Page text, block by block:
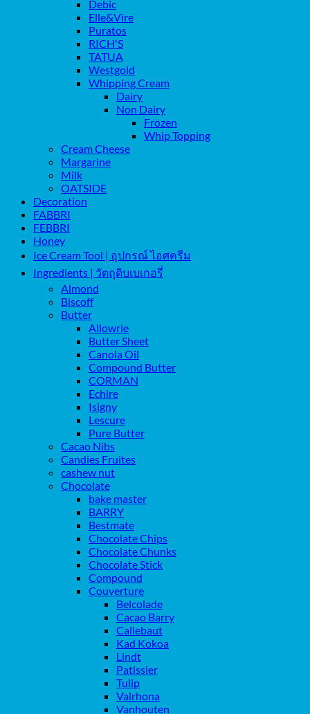
Debic
Elle&Vire
Puratos
RICH'S
TATUA
Westgold
Whipping Cream
Dairy
Non Dairy
Frozen
Whip Topping
Cream Cheese
Margarine
Milk
OATSIDE
Decoration
FABBRI
FEBBRI
Honey
Ice Cream Tool | อุปกรณ์ ไอศครีม
Ingredients | วัตถุดิบเบเกอรี่
Almond
Biscoff
Butter
Allowrie
Butter Sheet
Canola Oil
Compound Butter
CORMAN
Echire
Isigny
Lescure
Pure Butter
Cacao Nibs
Candies Fruites
cashew nut
Chocolate
bake master
BARRY
Bestmate
Chocolate Chips
Chocolate Chunks
Chocolate Stick
Compound
Couverture
Belcolade
Cacao Barry
Callebaut
Kad Kokoa
Lindt
Patissier
Tulip
Valrhona
Vanhouten